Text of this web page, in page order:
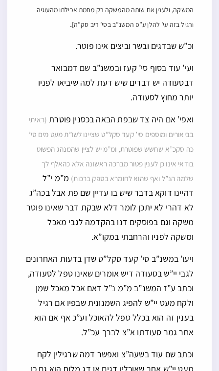
המשקה, ולענין אם שותה מהמשקה רק מחמת אכילתו מהעוגיה
ורגיל בזה עי’ להלן ע”פ המשנ”ב בסי’ ריב סק”ה].
וכ”ש שבדגים ובשר וביצים אינו פוטר.
ועי’ עוד בסוף סי’ קעז ובמשנ”ב שם דמבואר
דבסעודה יש דברים שיש דעת למה שיביאו לפניו
יותר מחוץ לסעודה.
ואפי’ אם היה צד שבפת הבאה בכסנין פוטרת (ראיתי
בביאורים ומוספים סי’ קעד סקל”ט שציינו לשו”ת מעט מים סי’
כה סקכ”א שחשש שפוטרת, ומ”מ יש לציין שהמנהג הפשוט
בודאי אינו כן לענין פטור מברכה ראשונה אלא כהאלף לך
שלמה הנ”ל ואף שהוא לחומרא בספק ברכות) מ”מ י”ל
דהיינו דוקא בדבר שיש בו עדיין שם פת אבל בכה”ג
לא דהרי לא יתכן לומר דלא שבקת דבר שאינו פוטר
משקה וגם בפוסקים דנו בהקדמה לגבי מאכל
ומשקה לפניו והרחבתי במקו”א.
ויעו’ במשנ”ב סי’ קעד סקל”ט שדן בדעות האחרונים
לגבי יי”ש בסעודה דיש אומרים שאינו טפל לסעודה,
וכתב ע”ז המשנ”ב מ”מ נ”ל דאם אכל מאכל שמן
ולקח מעט יי”ש להפיג השמנונית שבפיו אם רגיל
בענין זה הוא בכלל טפל להאוכל וע”כ אף אם הוא
אחר גמר סעודתו א”צ לברך עכ”ל.
וכתב שם עוד בשעה”צ ואפשר דמה שרגילין לקח